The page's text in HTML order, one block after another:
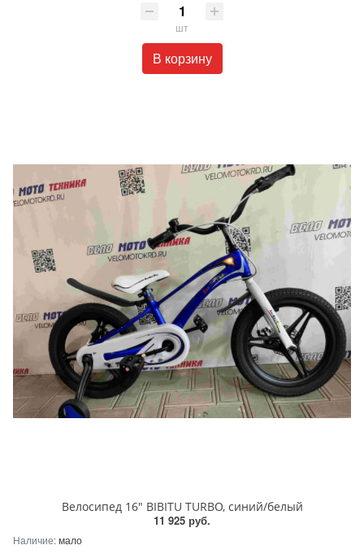
шт
В корзину
Велосипед 16" BIBITU TURBO, синий/белый
11 925 руб.
Наличие:мало